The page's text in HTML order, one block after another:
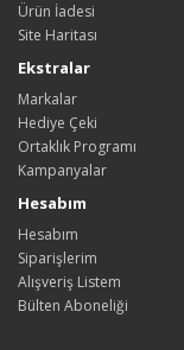
Ürün İadesi
Site Haritası
Ekstralar
Markalar
Hediye Çeki
Ortaklık Programı
Kampanyalar
Hesabım
Hesabım
Siparişlerim
Alışveriş Listem
Bülten Aboneliği